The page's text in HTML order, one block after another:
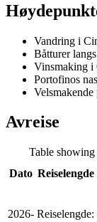
Vandring i
Båtturer
Vinsmaking
Portofinos
Avreise
Table showing
Dato Reiselengde
2026- Reiselengde: